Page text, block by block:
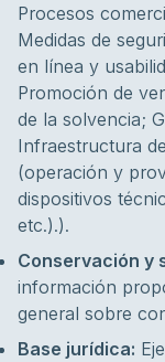
Procesos
Medidas de
en línea y
Promoción de
de la solvencia;
Infraestructura
(operación y
dispositivos
etc.).).
Conservación y
información
general sobre
Base jurídica: